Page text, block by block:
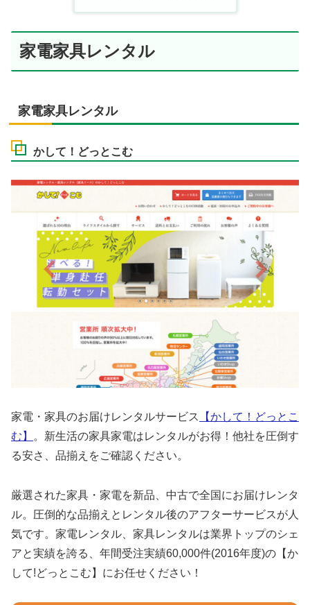
家電家具レンタル
家電家具レンタル
かして！どっとこむ
家電・家具のお届けレンタルサービス
【かして！どっとこ
む】
。新生活の家具家電はレンタルがお得！他社を圧倒す
る安さ、品揃えをご確認ください。
厳選された家具・家電を新品、中古で全国にお届けレンタ
ル。圧倒的な品揃えとレンタル後のアフターサービスが人
気です。家電レンタル、家具レンタルは業界トップのシェ
アと実績を誇る、年間受注実績60,000件(2016年度)の【か
して!どっとこむ】にお任せください！